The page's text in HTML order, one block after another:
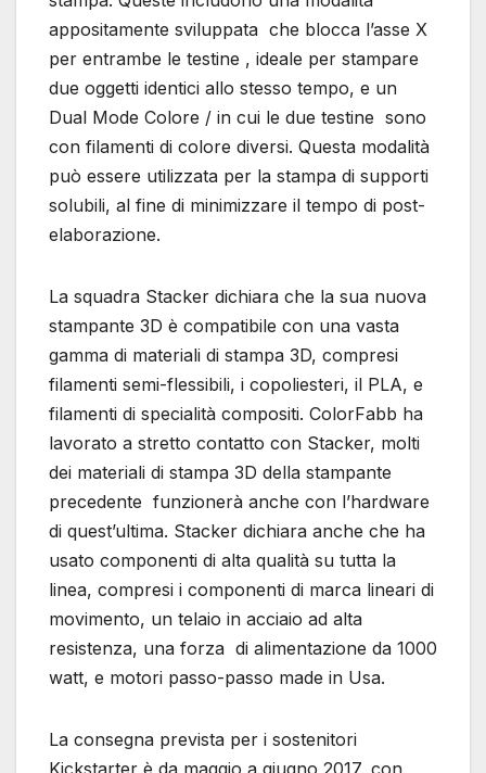
appositamente sviluppata che blocca l’asse X
per entrambe le testine , ideale per stampare
due oggetti identici allo stesso tempo, e un
Dual Mode Colore / in cui le due testine sono
con filamenti di colore diversi. Questa modalità
può essere utilizzata per la stampa di supporti
solubili, al fine di minimizzare il tempo di post-
elaborazione.
La squadra Stacker dichiara che la sua nuova
stampante 3D è compatibile con una vasta
gamma di materiali di stampa 3D, compresi
filamenti semi-flessibili, i copoliesteri, il PLA, e
filamenti di specialità compositi. ColorFabb ha
lavorato a stretto contatto con Stacker, molti
dei materiali di stampa 3D della stampante
precedente funzionerà anche con l’hardware
di quest’ultima. Stacker dichiara anche che ha
usato componenti di alta qualità su tutta la
linea, compresi i componenti di marca lineari di
movimento, un telaio in acciaio ad alta
resistenza, una forza di alimentazione da 1000
watt, e motori passo-passo made in Usa.
La consegna prevista per i sostenitori
Kickstarter è da maggio a giugno 2017, con